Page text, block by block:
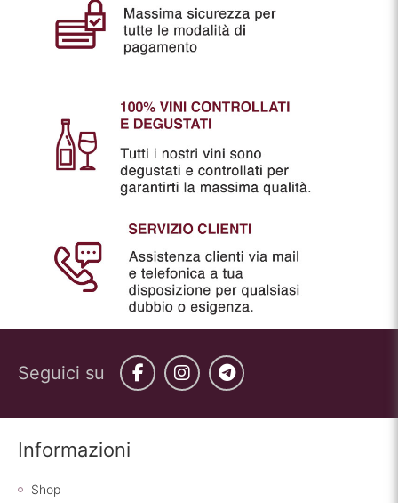
Seguici su Facebook
Instagram
Telegram
Informazioni
Shop